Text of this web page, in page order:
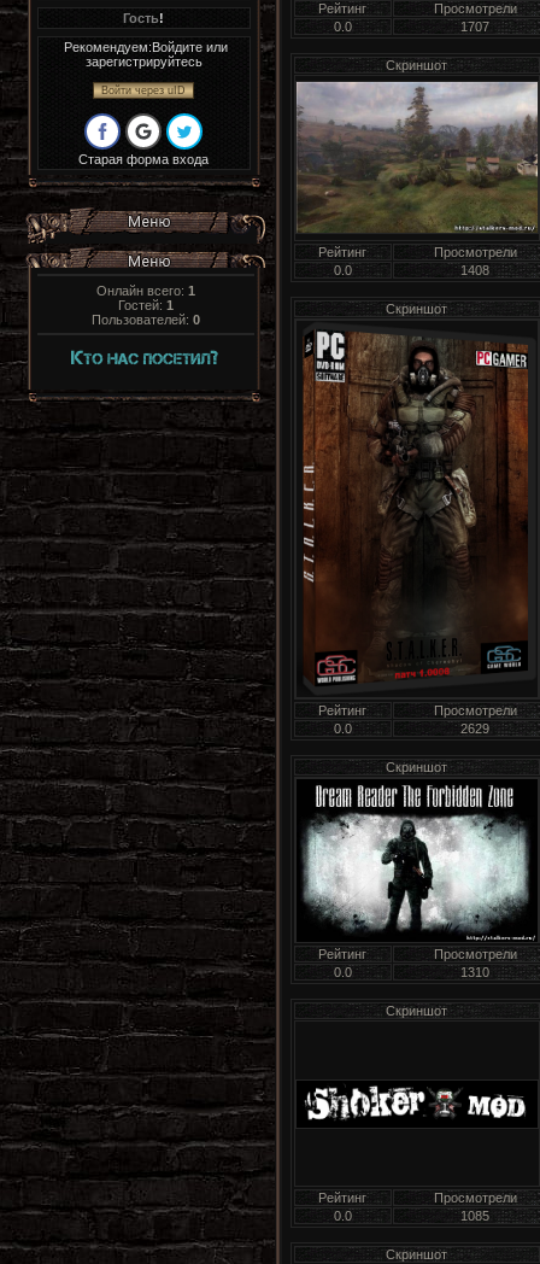
Гость!
Рекомендуем:Войдите или
зарегистрируйтесь
Войти через uID
Старая форма входа
Онлайн всего: 1
Гостей: 1
Пользователей: 0
Рейтинг
Просмотрели
0.0
1707
Скриншот
Рейтинг
Просмотрели
0.0
1408
Скриншот
Рейтинг
Просмотрели
0.0
2629
Скриншот
Рейтинг
Просмотрели
0.0
1310
Скриншот
Рейтинг
Просмотрели
0.0
1085
Скриншот